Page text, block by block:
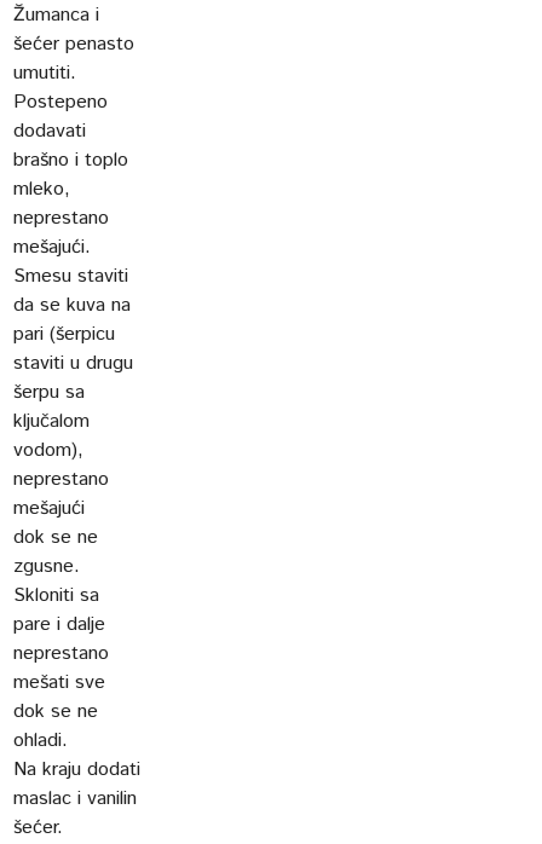
Žumanca i
šećer penasto
umutiti.
Postepeno
dodavati
brašno i toplo
mleko,
neprestano
mešajući.
Smesu staviti
da se kuva na
pari (šerpicu
staviti u drugu
šerpu sa
ključalom
vodom),
neprestano
mešajući
dok se ne
zgusne.
Skloniti sa
pare i dalje
neprestano
mešati sve
dok se ne
ohladi.
Na kraju dodati
maslac i vanilin
šećer.